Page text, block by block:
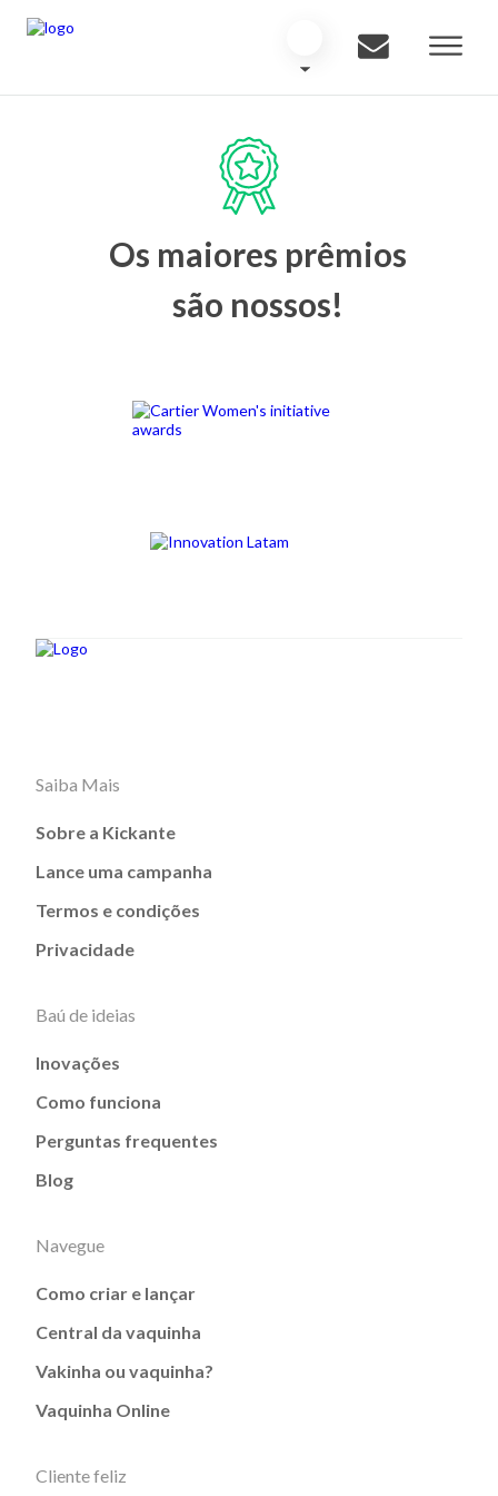
Os maiores prêmios
são nossos!
Saiba Mais
Sobre a Kickante
Lance uma campanha
Termos e condições
Privacidade
Baú de ideias
Inovações
Como funciona
Perguntas frequentes
Blog
Navegue
Como criar e lançar
Central da vaquinha
Vakinha ou vaquinha?
Vaquinha Online
Cliente feliz